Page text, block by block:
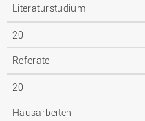
Literaturstudium
20
Referate
20
Hausarbeiten